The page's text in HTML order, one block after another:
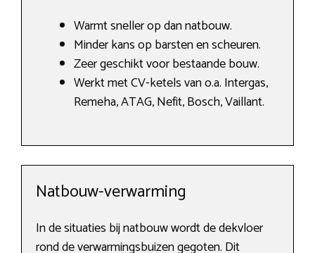
Warmt sneller op dan natbouw.
Minder kans op barsten en scheuren.
Zeer geschikt voor bestaande bouw.
Werkt met CV-ketels van o.a. Intergas,
Remeha, ATAG, Nefit, Bosch, Vaillant.
Natbouw-verwarming
In de situaties bij natbouw wordt de dekvloer
rond de verwarmingsbuizen gegoten. Dit